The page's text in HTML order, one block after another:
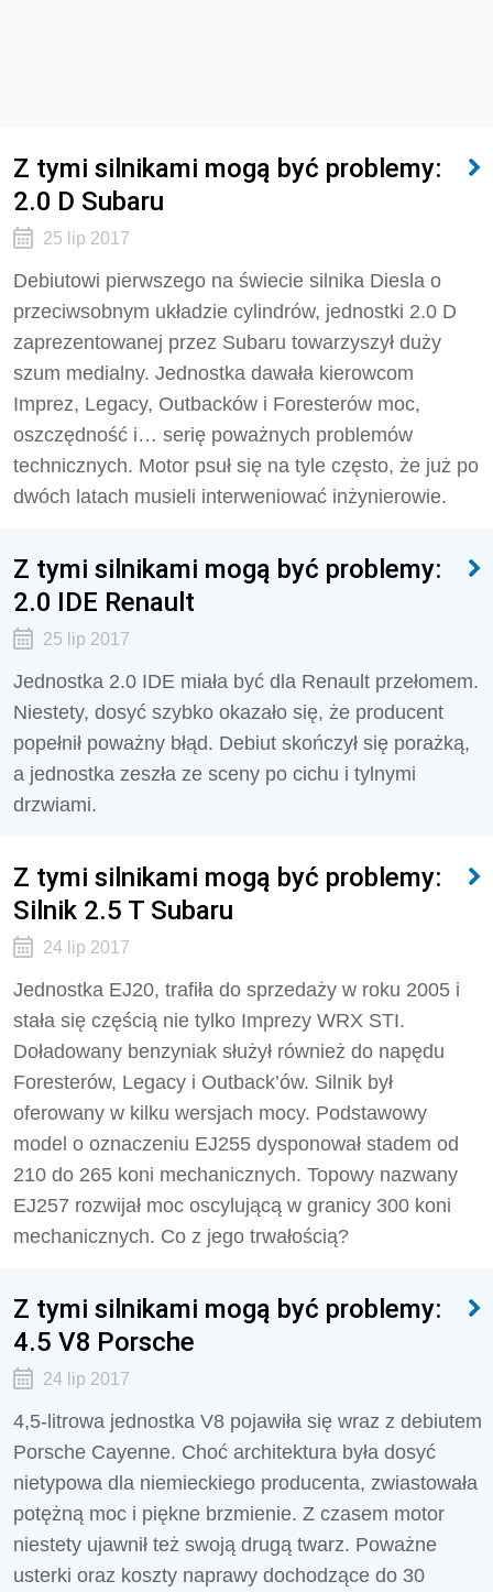
Z tymi silnikami mogą być problemy:
2.0 D Subaru
25 lip 2017
Debiutowi pierwszego na świecie silnika Diesla o
przeciwsobnym układzie cylindrów, jednostki 2.0 D
zaprezentowanej przez Subaru towarzyszył duży
szum medialny. Jednostka dawała kierowcom
Imprez, Legacy, Outbacków i Foresterów moc,
oszczędność i… serię poważnych problemów
technicznych. Motor psuł się na tyle często, że już po
dwóch latach musieli interweniować inżynierowie.
Z tymi silnikami mogą być problemy:
2.0 IDE Renault
25 lip 2017
Jednostka 2.0 IDE miała być dla Renault przełomem.
Niestety, dosyć szybko okazało się, że producent
popełnił poważny błąd. Debiut skończył się porażką,
a jednostka zeszła ze sceny po cichu i tylnymi
drzwiami.
Z tymi silnikami mogą być problemy:
Silnik 2.5 T Subaru
24 lip 2017
Jednostka EJ20, trafiła do sprzedaży w roku 2005 i
stała się częścią nie tylko Imprezy WRX STI.
Doładowany benzyniak służył również do napędu
Foresterów, Legacy i Outback’ów. Silnik był
oferowany w kilku wersjach mocy. Podstawowy
model o oznaczeniu EJ255 dysponował stadem od
210 do 265 koni mechanicznych. Topowy nazwany
EJ257 rozwijał moc oscylującą w granicy 300 koni
mechanicznych. Co z jego trwałością?
Z tymi silnikami mogą być problemy:
4.5 V8 Porsche
24 lip 2017
4,5-litrowa jednostka V8 pojawiła się wraz z debiutem
Porsche Cayenne. Choć architektura była dosyć
nietypowa dla niemieckiego producenta, zwiastowała
potężną moc i piękne brzmienie. Z czasem motor
niestety ujawnił też swoją drugą twarz. Poważne
usterki oraz koszty naprawy dochodzące do 30